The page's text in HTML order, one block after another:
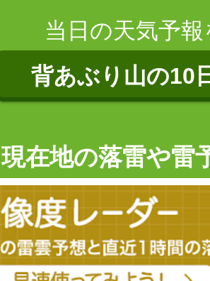
当日の天気予
背あぶり山の10
現在地の落雷や雷